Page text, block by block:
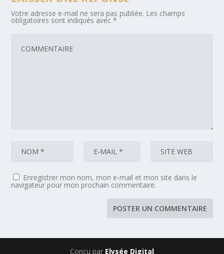
Votre adresse e-mail ne sera pas publiée. Les champs
obligatoires sont indiqués avec*
Enregistrer mon nom, mon e-mail et mon site dans le
navigateur pour mon prochain commentaire.
Conçu par Elysée Digital